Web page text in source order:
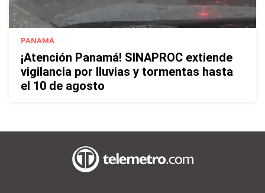
PANAMÁ
¡Atención Panamá! SINAPROC extiende
vigilancia por lluvias y tormentas hasta
el 10 de agosto